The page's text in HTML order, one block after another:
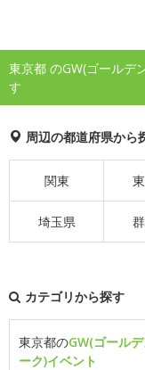
東京都 のGW(ゴールデ
す
周辺の都道府県から
関東
埼玉県
カテゴリから探す
東京都のGW(ゴール
ーク)イベント